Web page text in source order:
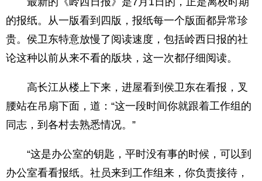
的报纸。从一版看到四版，报纸每一个版面都异常珍
贵。侯卫东特意放慢了阅读速度，包括岭西日报的社
论这种以前从来不看的版块，这一次都仔细阅读。
高长江从楼上下来，进屋看到侯卫东在看报，叉
腰站在吊扇下面，道：“这一段时间你就跟着工作组的
同志，到各村去熟悉情况。”
“这是办公室的钥匙，平时没有事的时候，可以到
办公室看看报纸。社员来到工作组来，你负责接待，